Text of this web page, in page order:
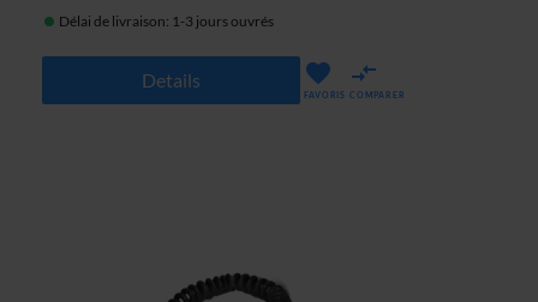
Délai de livraison: 1-3 jours ouvrés
Details
FAVORIS COMPARER